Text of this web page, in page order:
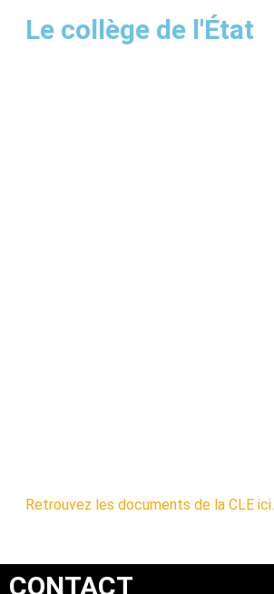
Le collège de l'État
Retrouvez les documents de la CLE ici.
CONTACT